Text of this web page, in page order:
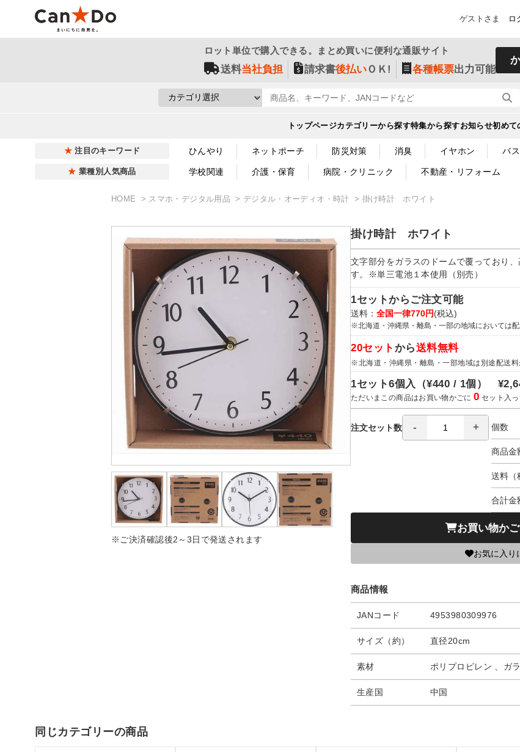
ゲストさま ロ
ロット単位で購入できる。まとめ買いに便利な通販サイト
送料当社負担 請求書後払いＯＫ! 各種帳票出力可能
トップページカテゴリーから探す特集から探すお知らせ初めて
注目のキーワード ひんやり ネットポーチ 防災対策 消臭 イヤホン バ
業種別人気商品 学校関連 介護・保育 病院・クリニック 不動産・リフォーム
HOME スマホ・デジタル用品 デジタル・オーディオ・時計 掛け時計 ホワイト
※ご決済確認後2～3日で発送されます
掛け時計 ホワイト
文字部分をガラスのドームで覆っており
す。※単三電池１本使用（別売）
1セットからご注文可能
送料： 全国一律770円(税込)
※北海道・沖縄県・離島・一部の地域においては
20セット から送料無料
※北海道・沖縄県・離島・一部地域は別途配送料
1セット6個入（¥440 / 1個）
ただいまこの商品はお買い物かごに0 セット入
注文セット数 個数
商品金
送料（
合計金
お買い物か
お気に入り
商品情報
JANコード 4953980309976
サイズ（約） 直径20cm
素材 ポリプロピレン 、ガ
生産国 中国
同じカテゴリーの商品